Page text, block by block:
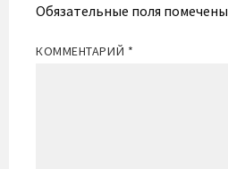
Обязательные поля помечены
КОММЕНТАРИЙ *